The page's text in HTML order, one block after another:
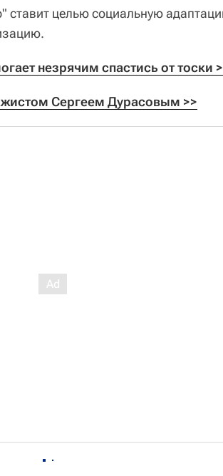
ставит целью социальную
незрячим спастись от тоски
Сергеем Дурасовым >>